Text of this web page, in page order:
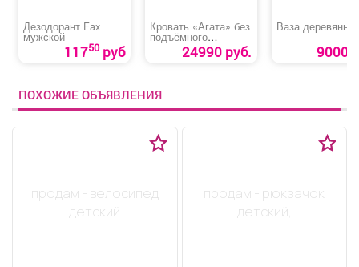
Дезодорант Fax
мужской
11750руб
Кровать «Агата» без
подъёмного
механизма24990 руб.
Ваза деревянная
9000
ПОХОЖИЕ ОБЪЯВЛЕНИЯ
продам - велосипед
детский
продам - рюкзачок
детский,